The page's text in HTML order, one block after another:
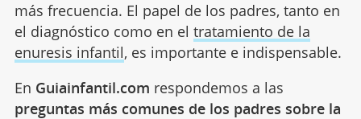
más frecuencia. El papel de los padres, tanto en
el diagnóstico como en el tratamiento de la
enuresis infantil, es importante e indispensable.
En Guiainfantil.com respondemos a las
preguntas más comunes de los padres sobre la